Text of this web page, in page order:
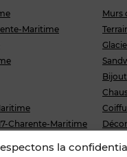
la
Maritime
Charente-Maritime
Maritime
Murs